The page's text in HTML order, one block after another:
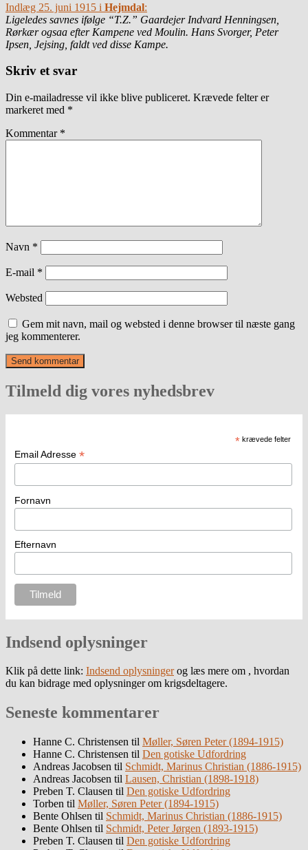
Indlæg 25. juni 1915 i Hejmdal:
Ligeledes savnes ifølge “T.Z.” Gaardejer Indvard Henningsen,
Rørkær ogsaa efter Kampene ved Moulin. Hans Svorger, Peter
Ipsen, Jejsing, faldt ved disse Kampe.
Skriv et svar
Din e-mailadresse vil ikke blive publiceret. Krævede felter er
markeret med *
Kommentar *
Navn *
E-mail *
Websted
Gem mit navn, mail og websted i denne browser til næste gang
jeg kommenterer.
Tilmeld dig vores nyhedsbrev
* krævede felter
Email Adresse *
Fornavn
Efternavn
Indsend oplysninger
Klik på dette link: Indsend oplysningerog læs mere om , hvordan
du kan bidrage med oplysninger om krigsdeltagere.
Seneste kommentarer
Hanne C. Christensen til Møller, Søren Peter (1894-1915)
Hanne C. Christensen til Den gotiske Udfordring
Andreas Jacobsen til Schmidt, Marinus Christian (1886-1915)
Andreas Jacobsen til Lausen, Christian (1898-1918)
Preben T. Clausen til Den gotiske Udfordring
Torben til Møller, Søren Peter (1894-1915)
Bente Ohlsen til Schmidt, Marinus Christian (1886-1915)
Bente Ohlsen til Schmidt, Peter Jørgen (1893-1915)
Preben T. Clausen til Den gotiske Udfordring